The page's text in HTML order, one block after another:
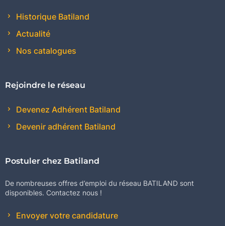
Historique Batiland
Actualité
Nos catalogues
Rejoindre le réseau
Devenez Adhérent Batiland
Devenir adhérent Batiland
Postuler chez Batiland
De nombreuses offres d’emploi du réseau BATILAND sont
disponibles. Contactez nous !
Envoyer votre candidature